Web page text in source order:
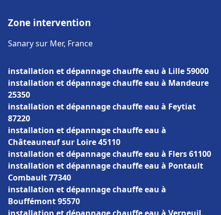
Zone intervention
Sanary sur Mer, France
installation et dépannage chauffe eau à Lille 59000
installation et dépannage chauffe eau à Mandeure
25350
installation et dépannage chauffe eau à Feytiat
87220
installation et dépannage chauffe eau à
Châteauneuf sur Loire 45110
installation et dépannage chauffe eau à Flers 61100
installation et dépannage chauffe eau à Pontault
Combault 77340
installation et dépannage chauffe eau à
Bouffémont 95570